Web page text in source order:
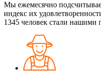
Мы ежемесячно
индекс их
1345 человек стали нашими